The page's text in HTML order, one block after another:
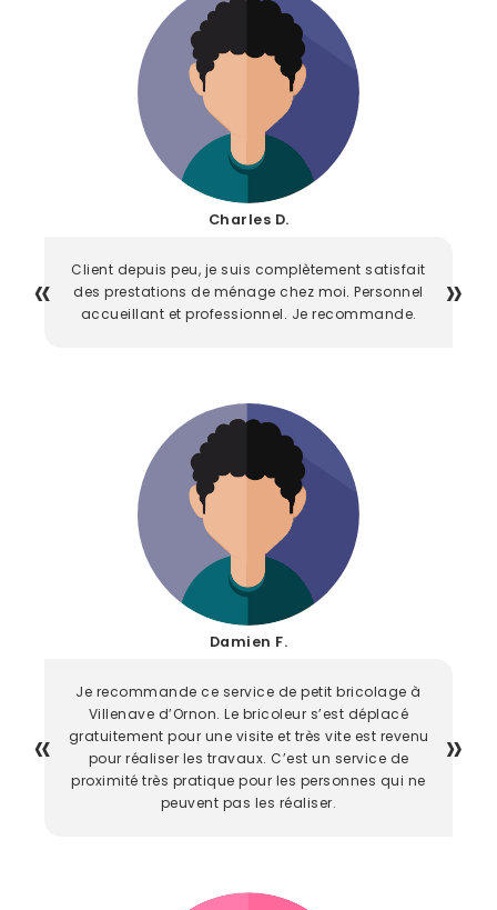
Charles D.
Client depuis peu, je suis complètement satisfait
des prestations de ménage chez moi. Personnel
accueillant et professionnel. Je recommande.
Damien F.
Je recommande ce service de petit bricolage à
Villenave d’Ornon. Le bricoleur s’est déplacé
gratuitement pour une visite et très vite est revenu
pour réaliser les travaux. C’est un service de
proximité très pratique pour les personnes qui ne
peuvent pas les réaliser.